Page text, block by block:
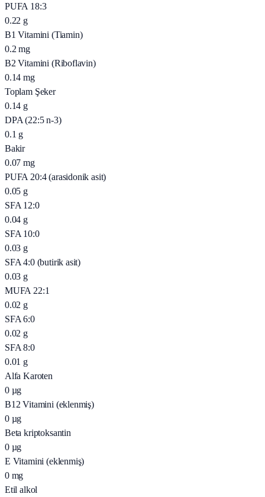
PUFA 18:3
0.22 g
B1 Vitamini (Tiamin)
0.2 mg
B2 Vitamini (Riboflavin)
0.14 mg
Toplam Şeker
0.14 g
DPA (22:5 n-3)
0.1 g
Bakir
0.07 mg
PUFA 20:4 (arasidonik asit)
0.05 g
SFA 12:0
0.04 g
SFA 10:0
0.03 g
SFA 4:0 (butirik asit)
0.03 g
MUFA 22:1
0.02 g
SFA 6:0
0.02 g
SFA 8:0
0.01 g
Alfa Karoten
0 µg
B12 Vitamini (eklenmiş)
0 µg
Beta kriptoksantin
0 µg
E Vitamini (eklenmiş)
0 mg
Etil alkol